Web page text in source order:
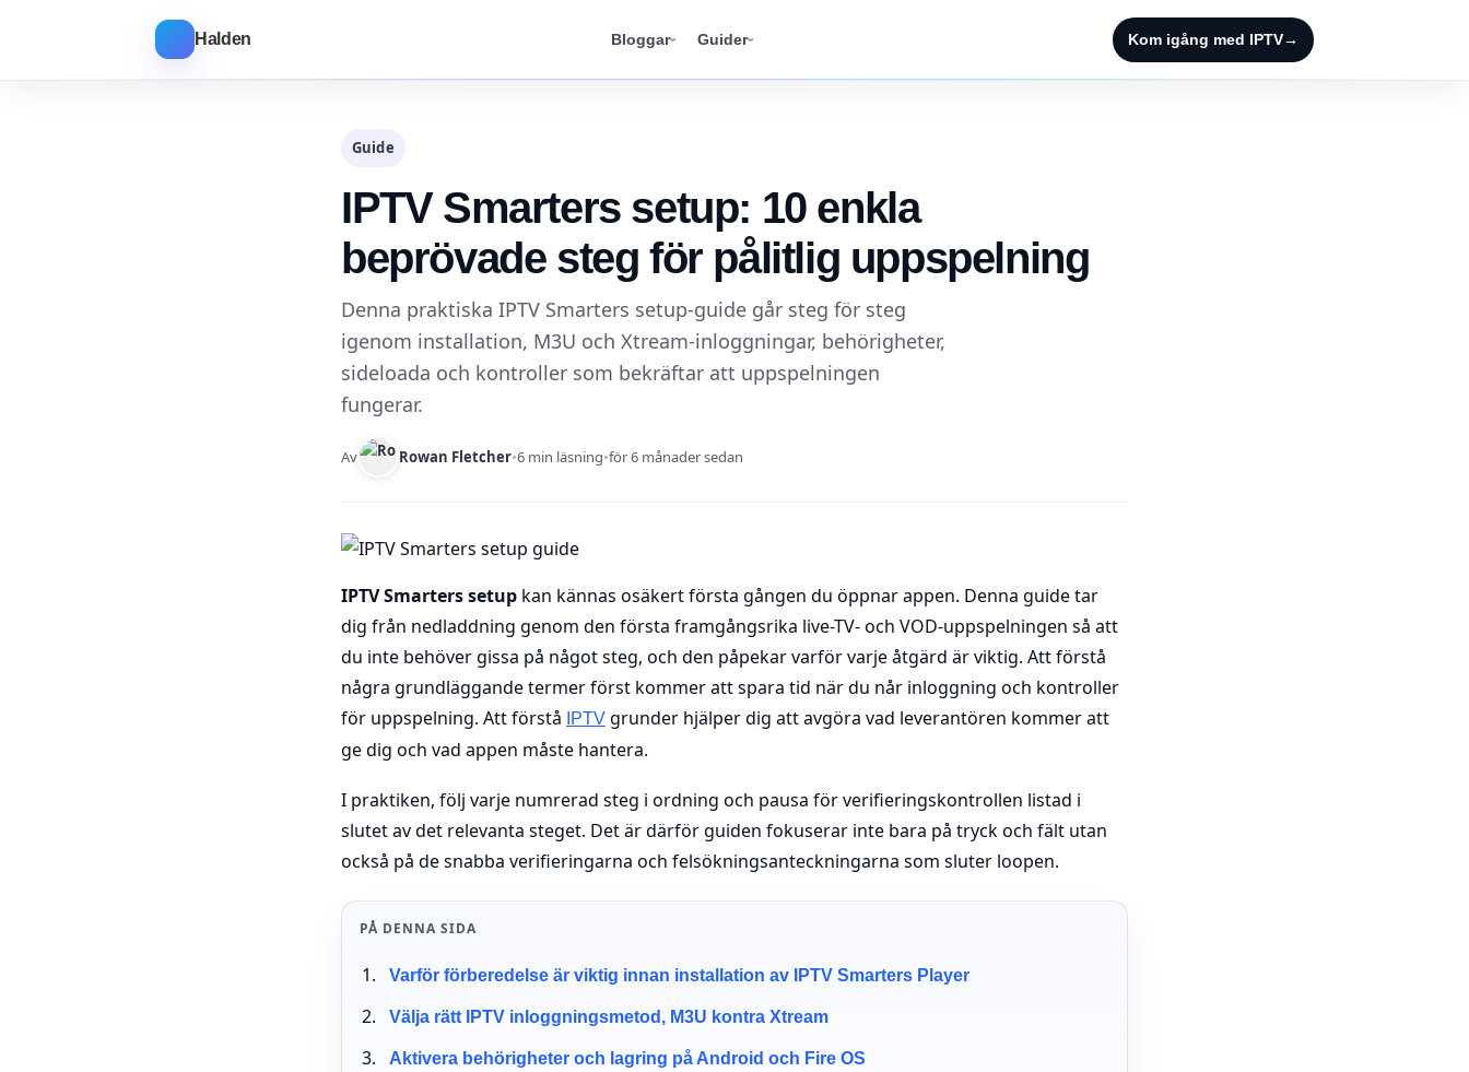
Halden Bloggar Guider Kom igång med IPTV→
Guide
IPTV Smarters setup: 10 enkla
beprövade steg för pålitlig uppspelning
Denna praktiska IPTV Smarters setup-guide går steg för steg
igenom installation, M3U och Xtream-inloggningar, behörigheter,
sideloada och kontroller som bekräftar att uppspelningen
fungerar.
Av Rowan Fletcher•6 min läsning•för 6 månader sedan
IPTV Smarters setup kan kännas osäkert första gången du öppnar appen. Denna guide tar
dig från nedladdning genom den första framgångsrika live-TV- och VOD-uppspelningen så att
du inte behöver gissa på något steg, och den påpekar varför varje åtgärd är viktig. Att förstå
några grundläggande termer först kommer att spara tid när du når inloggning och kontroller
för uppspelning. Att förstå
IPTV grunder hjälper dig att avgöra vad leverantören kommer att
ge dig och vad appen måste hantera.
I praktiken, följ varje numrerad steg i ordning och pausa för verifieringskontrollen listad i
slutet av det relevanta steget. Det är därför guiden fokuserar inte bara på tryck och fält utan
också på de snabba verifieringarna och felsökningsanteckningarna som sluter loopen.
PÅ DENNA SIDA
Varför förberedelse är viktig innan installation av IPTV Smarters Player
Välja rätt IPTV inloggningsmetod, M3U kontra Xtream
Aktivera behörigheter och lagring på Android och Fire OS